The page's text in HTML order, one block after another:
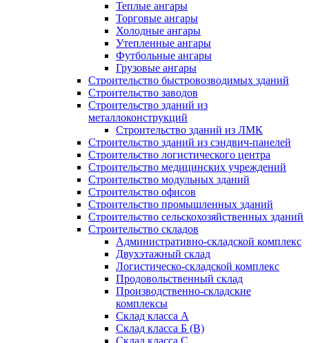
Теплые ангары
Торговые ангары
Холодные ангары
Утепленные ангары
Футбольные ангары
Грузовые ангары
Строительство быстровозводимых зданий
Строительство заводов
Строительство зданий из
металлоконструкций
Строительство зданий из ЛМК
Строительство зданий из сэндвич-панелей
Строительство логистического центра
Строительство медицинских учреждений
Строительство модульных зданий
Строительство офисов
Строительство промышленных зданий
Строительство сельскохозяйственных зданий
Строительство складов
Административно-складской комплекс
Двухэтажный склад
Логистическо-складской комплекс
Продовольственный склад
Производственно-складские
комплексы
Склад класса А
Склад класса Б (B)
Склад класса С